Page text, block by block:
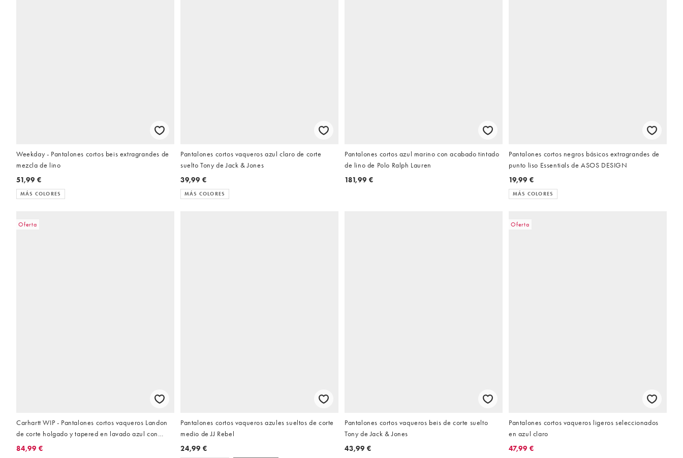
Weekday - Pantalones cortos beis extragrandes de
mezcla de lino
51,99 €
MÁS COLORES
Pantalones cortos vaqueros azul claro de corte
suelto Tony de Jack & Jones
39,99 €
MÁS COLORES
Pantalones cortos azul marino con acabado tintado
de lino de Polo Ralph Lauren
181,99 €
Pantalones cortos negros básicos extragrandes de
punto liso Essentials de ASOS DESIGN
19,99 €
MÁS COLORES
Oferta
Carhartt WIP - Pantalones cortos vaqueros Landon
de corte holgado y tapered en lavado azul con
efecto salpicado de pintura
84,99 €
Pantalones cortos vaqueros azules sueltos de corte
medio de JJ Rebel
24,99 €
Pantalones cortos vaqueros beis de corte suelto
Tony de Jack & Jones
43,99 €
Oferta
Pantalones cortos vaqueros ligeros seleccionados
en azul claro
47,99 €